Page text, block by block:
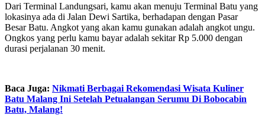
Dari Terminal Landungsari, kamu akan menuju Terminal Batu yang
lokasinya ada di Jalan Dewi Sartika, berhadapan dengan Pasar
Besar Batu. Angkot yang akan kamu gunakan adalah angkot ungu.
Ongkos yang perlu kamu bayar adalah sekitar Rp 5.000 dengan
durasi perjalanan 30 menit.
Baca Juga: Nikmati Berbagai Rekomendasi Wisata Kuliner
Batu Malang Ini Setelah Petualangan Serumu Di Bobocabin
Batu, Malang!